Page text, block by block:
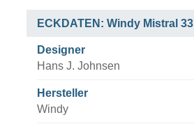
ECKDATEN: Windy Mistral 33
Designer
Hans J. Johnsen
Hersteller
Windy